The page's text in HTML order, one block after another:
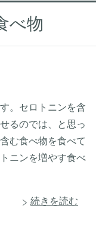
べ物
。セロトニンを含
るのでは、と思っ
む食べ物を食べて
ニンを増やす食べ
続きを読む